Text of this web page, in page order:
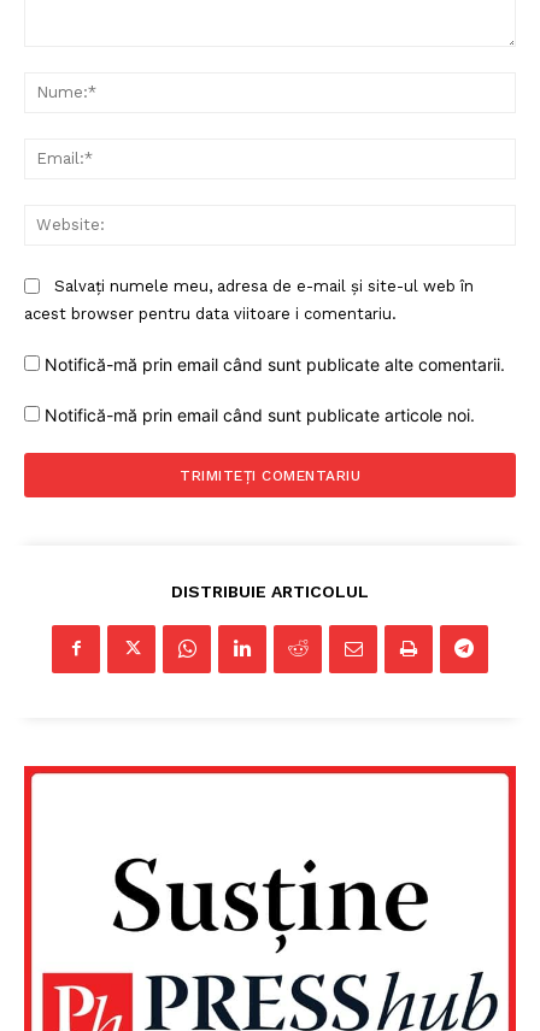
Un proiect
FREEDOM HOUSE ROMÂNIA
Salvați numele meu, adresa de e-mail și site-ul web în
acest browser pentru data viitoare i comentariu.
Notifică-mă prin email când sunt publicate alte comentarii.
Notifică-mă prin email când sunt publicate articole noi.
DISTRIBUIE ARTICOLUL